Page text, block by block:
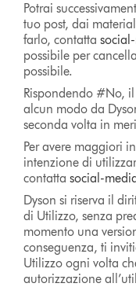
Potrai
tuo post, dai
farlo, contatta
possibile per
possibile.
Rispondendo #No,
alcun modo da
seconda volta in
Per avere maggiori
intenzione di
contattasocial-
Dyson si riserva il
di Utilizzo, senza
momento una
conseguenza, ti
Utilizzo ogni volta
autorizzazione